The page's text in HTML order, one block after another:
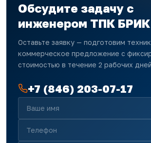
Обсудите задачу с
инженером ТПК БРИК
Оставьте заявку — подготовим
коммерческое предложение с
стоимостью в течение 2 рабочих дней
+7 (846) 203-07-17